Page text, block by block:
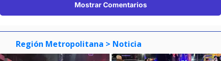
Mostrar Comentarios
Región Metropolitana > Noticia